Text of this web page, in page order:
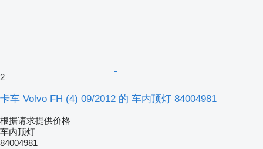
2
卡车 Volvo FH (4) 09/2012 的 车内顶灯 84004981
根据请求提供价格
车内顶灯
84004981